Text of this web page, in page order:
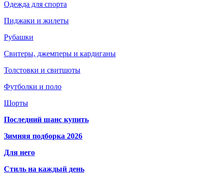
Одежда для спорта
Пиджаки и жилеты
Рубашки
Свитеры, джемперы и кардиганы
Толстовки и свитшоты
Футболки и поло
Шорты
Последний шанс купить
Зимняя подборка 2026
Для него
Стиль на каждый день